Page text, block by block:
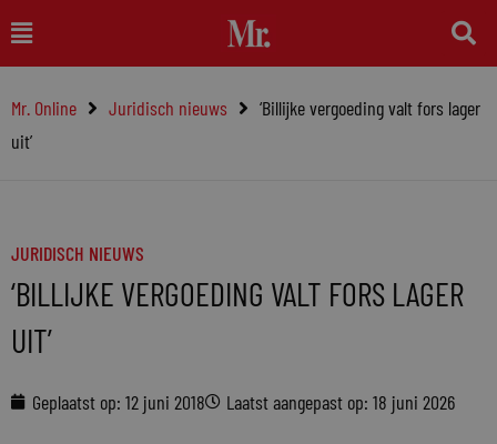
naar
inhoud
Main
Menu
Mr. Online Juridisch nieuws
‘Billijke vergoeding valt fors lager
uit’
JURIDISCH NIEUWS
‘BILLIJKE VERGOEDING VALT FORS LAGER
UIT’
Geplaatst op: 12 juni 2018 Laatst aangepast op: 18 juni 2026